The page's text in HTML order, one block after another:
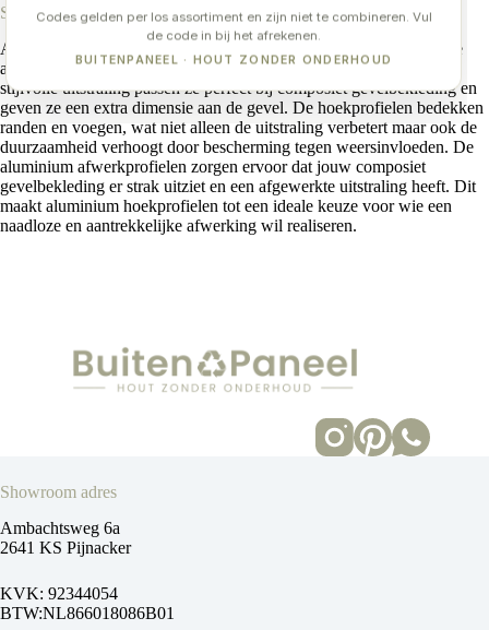
Codes gelden per los assortiment en zijn niet te combineren. Vul
de code in bij het afrekenen.
BUITENPANEEL · HOUT ZONDER ONDERHOUD
Strakke afwerking
Aluminium hoekprofielen zorgen voor een strakke en professionele
afwerking van composiet gevelplanken. Door hun moderne en
stijlvolle uitstraling passen ze perfect bij composiet gevelbekleding en
geven ze een extra dimensie aan de gevel. De hoekprofielen bedekken
randen en voegen, wat niet alleen de uitstraling verbetert maar ook de
duurzaamheid verhoogt door bescherming tegen weersinvloeden. De
aluminium afwerkprofielen zorgen ervoor dat jouw composiet
gevelbekleding er strak uitziet en een afgewerkte uitstraling heeft. Dit
maakt aluminium hoekprofielen tot een ideale keuze voor wie een
naadloze en aantrekkelijke afwerking wil realiseren.
Showroom adres
Ambachtsweg 6a
2641 KS Pijnacker
KVK: 92344054
BTW:NL866018086B01